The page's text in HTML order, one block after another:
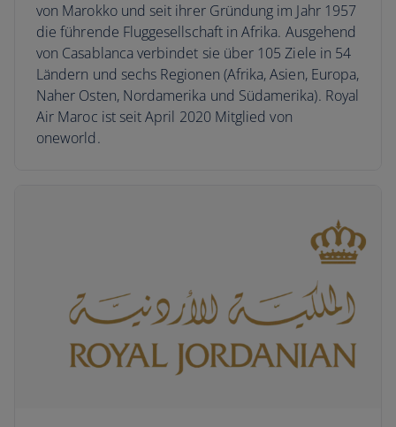
von Marokko und seit ihrer Gründung im Jahr 1957
die führende Fluggesellschaft in Afrika. Ausgehend
von Casablanca verbindet sie über 105 Ziele in 54
Ländern und sechs Regionen (Afrika, Asien, Europa,
Naher Osten, Nordamerika und Südamerika). Royal
Air Maroc ist seit April 2020 Mitglied von
oneworld.